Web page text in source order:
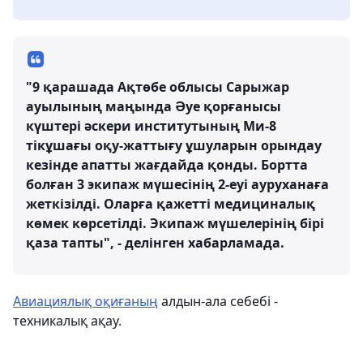
"9 қарашада Ақтөбе облысы Сарыжар
ауылының маңында Әуе қорғанысы
күштері әскери институтының Ми-8
тікұшағы оқу-жаттығу ұшуларын орындау
кезінде апатты жағдайда қонды. Бортта
болған 3 экипаж мүшесінің 2-еуі ауруханаға
жеткізілді. Оларға қажетті медициналық
көмек көрсетілді. Экипаж мүшелерінің бірі
қаза тапты", - делінген хабарламада.
Авиациялық оқиғаның алдын-ала себебі -
техникалық ақау.